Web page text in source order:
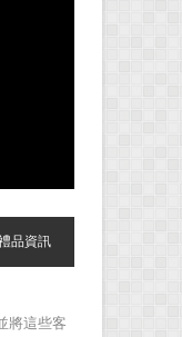
品資訊
將這些客